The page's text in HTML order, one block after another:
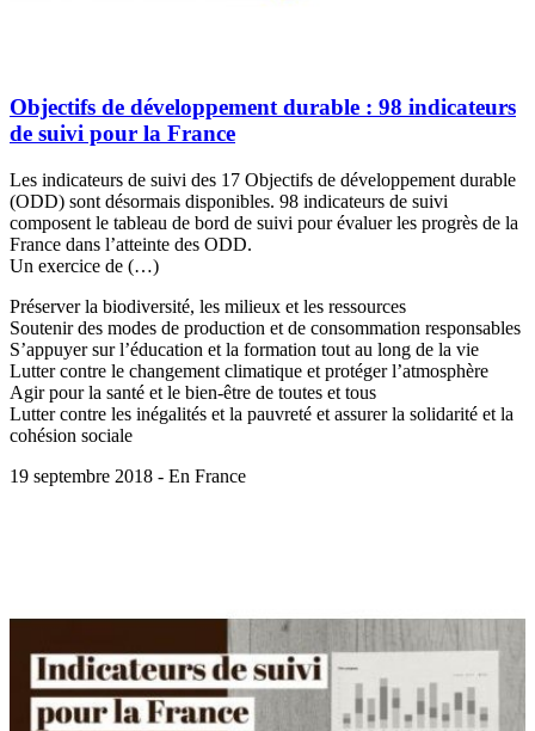
Objectifs de développement durable : 98 indicateurs
de suivi pour la France
Les indicateurs de suivi des 17 Objectifs de développement durable
(ODD) sont désormais disponibles. 98 indicateurs de suivi
composent le tableau de bord de suivi pour évaluer les progrès de la
France dans l’atteinte des ODD.
Un exercice de (…)
Préserver la biodiversité, les milieux et les ressources
Soutenir des modes de production et de consommation responsables
S’appuyer sur l’éducation et la formation tout au long de la vie
Lutter contre le changement climatique et protéger l’atmosphère
Agir pour la santé et le bien-être de toutes et tous
Lutter contre les inégalités et la pauvreté et assurer la solidarité et la
cohésion sociale
19 septembre 2018 - En France